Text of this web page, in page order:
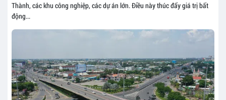
Thành, các khu công nghiệp, các dự án lớn. Điều này thúc đẩy giá trị bất
động...